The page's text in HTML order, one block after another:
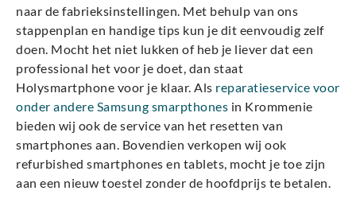
naar de fabrieksinstellingen. Met behulp van ons
stappenplan en handige tips kun je dit eenvoudig zelf
doen. Mocht het niet lukken of heb je liever dat een
professional het voor je doet, dan staat
Holysmartphone voor je klaar. Als reparatieservice voor
onder andere Samsung smarpthones in Krommenie
bieden wij ook de service van het resetten van
smartphones aan. Bovendien verkopen wij ook
refurbished smartphones en tablets, mocht je toe zijn
aan een nieuw toestel zonder de hoofdprijs te betalen.